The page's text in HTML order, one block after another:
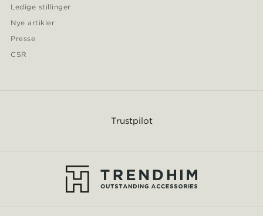
Ledige stillinger
Nye artikler
Presse
CSR
Trustpilot